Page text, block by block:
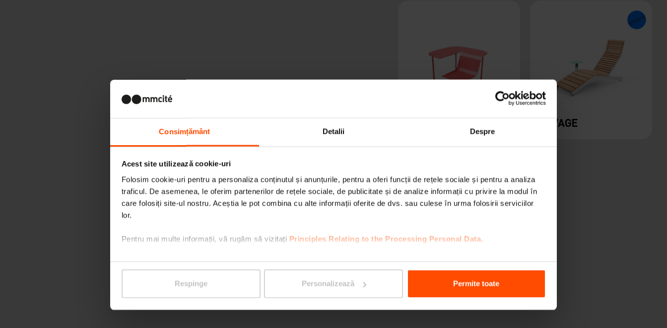
Consimțământ Detalii Despre
Acest site utilizează cookie-uri
Folosim cookie-uri pentru a personaliza conținutul și anunțurile, pentru a oferi funcții de rețele sociale și pentru a analiza
traficul. De asemenea, le oferim partenerilor de rețele sociale, de publicitate și de analize informații cu privire la modul în
care folosiți site-ul nostru. Aceștia le pot combina cu alte informații oferite de dvs. sau culese în urma folosirii serviciilor
lor.
Pentru mai multe informații, vă rugăm să vizitați Principles Relating to the Processing Personal Data.
Respinge Personalizează Permite toate
MANTA RIVAGE
RAUTSTER